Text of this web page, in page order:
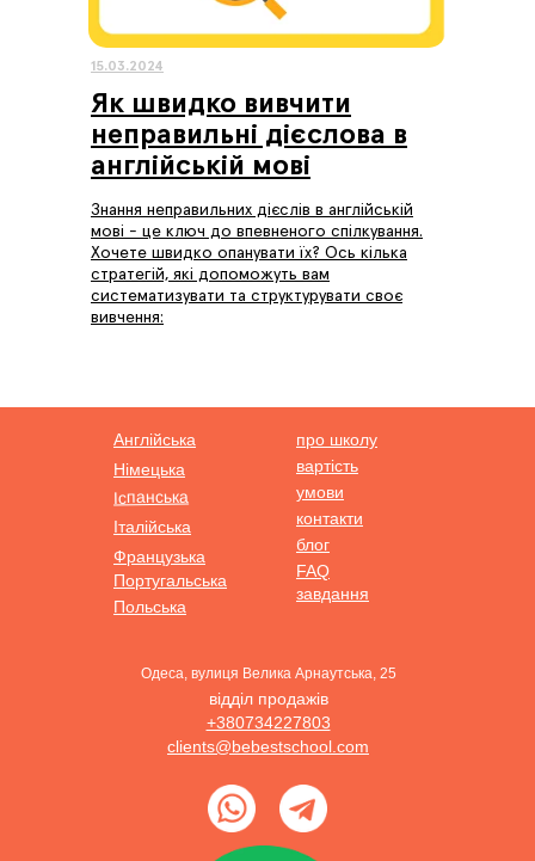
Як швидко вивчити
неправильні дієслова в
англійській мові
Знання неправильних дієслів в англійській
мові - це ключ до впевненого спілкування.
Хочете швидко опанувати їх? Ось кілька
стратегій, які допоможуть вам
систематизувати та структурувати своє
вивчення:
15.03.2024
про школу
вартість
умови
завдання
FAQ
відділ продажів
+380734227803
clients@bebestschool.com
блог
контакти
Німецька
Англійська
Іспанська
Італійська
Французька
Португальська
Польська
Одеса, вулиця Велика Арнаутська, 25